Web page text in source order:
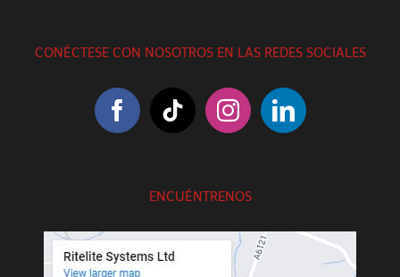
CONÉCTESE CON NOSOTROS EN LAS REDES SOCIALES
ENCUÉNTRENOS